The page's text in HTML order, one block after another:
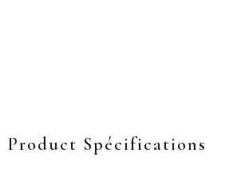
Product Spécifications